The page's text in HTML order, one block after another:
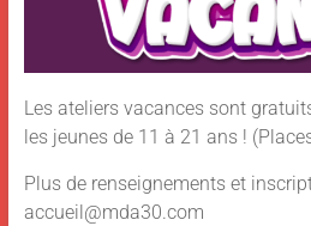
Les ateliers vacances sont
les jeunes de 11 à 21 ans !
Plus de renseignements et
accueil@mda30.com